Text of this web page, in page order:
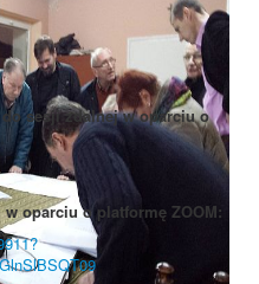
sesji zdalnej w oparciu o
oparciu o platformę ZOOM: